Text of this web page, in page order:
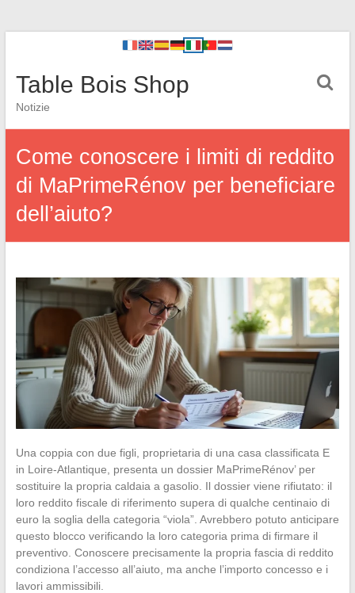
Table Bois Shop
Notizie
Come conoscere i limiti di reddito
di MaPrimeRénov per beneficiare
dell’aiuto?
Una coppia con due figli, proprietaria di una casa classificata E
in Loire-Atlantique, presenta un dossier MaPrimeRénov’ per
sostituire la propria caldaia a gasolio. Il dossier viene rifiutato: il
loro reddito fiscale di riferimento supera di qualche centinaio di
euro la soglia della categoria “viola”. Avrebbero potuto anticipare
questo blocco verificando la loro categoria prima di firmare il
preventivo. Conoscere precisamente la propria fascia di reddito
condiziona l’accesso all’aiuto, ma anche l’importo concesso e i
lavori ammissibili.